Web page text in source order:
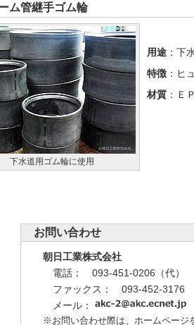
ム管継手ゴム輪
下水道用ゴム輪に使用
用途 ：下
特徴 ：ヒ
材質 ：Ｅ
お問い合わせ
朝日工業株式会社
電話： 093-451-0206（代）
ファックス： 093-452-3176
メール：
※お問い合わせ際は、ホームページ